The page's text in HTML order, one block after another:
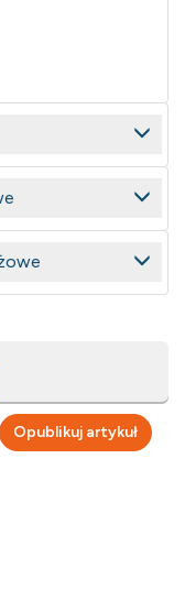
Opublikuj artykuł